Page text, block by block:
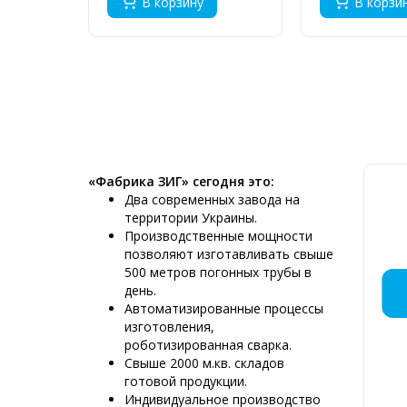
«Фабрика ЗИГ» сегодня это:
Два современных завода на
территории Украины.
Производственные мощности
позволяют изготавливать свыше
500 метров погонных трубы в
день.
Автоматизированные процессы
изготовления,
роботизированная сварка.
Свыше 2000 м.кв. складов
готовой продукции.
Индивидуальное производство